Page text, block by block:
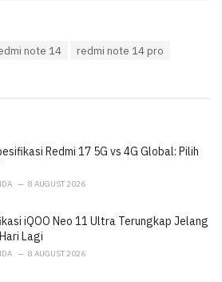
note 14
redmi note 14 pro
Redmi 17 5G vs 4G Global: Pilih
8 AUGUST 2026
iQOO Neo 11 Ultra Terungkap Jelang
Lagi
8 AUGUST 2026